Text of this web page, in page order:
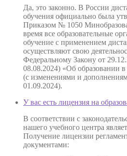
Да, это законно. В России
обучения официально была
Приказом № 1050
время все образовательные
обучение с применением
осуществляют свою
Федеральному Закону от
08.08.2024) «Об образовании
(с изменениями и
01.09.2024).
У вас есть лицензия на
В соответствии с
нашего учебного центра
Получение лицензии
документами: